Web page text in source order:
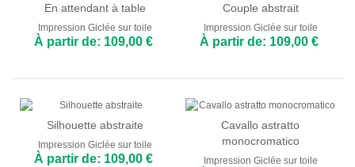
En attendant à table
Impression Giclée sur toile
À partir de: 109,00 €
Couple abstrait
Impression Giclée sur toile
À partir de: 109,00 €
Silhouette abstraite
Impression Giclée sur toile
À partir de: 109,00 €
Cavallo astratto
monocromatico
Impression Giclée sur toile